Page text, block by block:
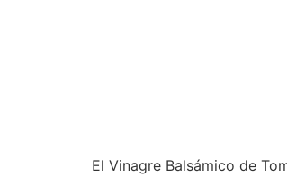
El Vinagre Balsámico de